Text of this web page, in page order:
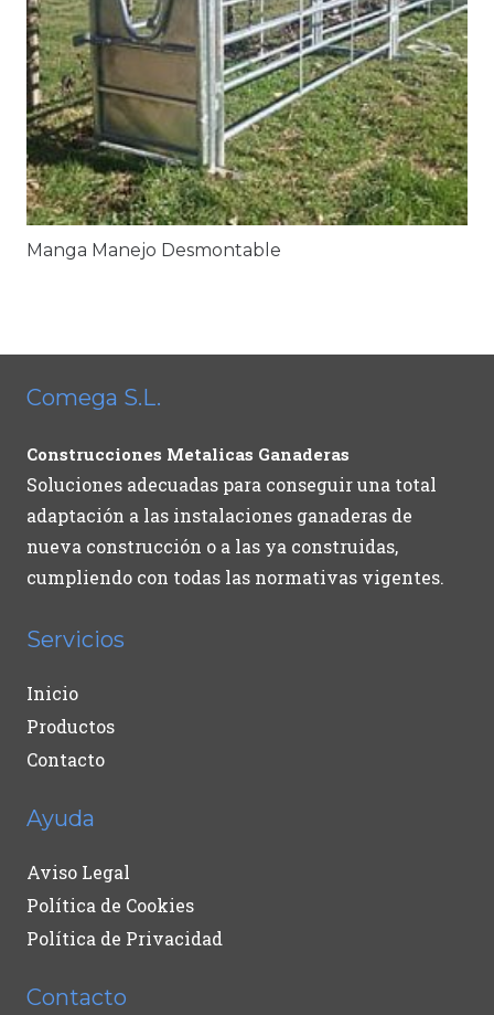
Manga Manejo Desmontable
Comega S.L.
Construcciones Metalicas Ganaderas
Soluciones adecuadas para conseguir una total
adaptación a las instalaciones ganaderas de
nueva construcción o a las ya construidas,
cumpliendo con todas las normativas vigentes.
Servicios
Inicio
Productos
Contacto
Ayuda
Aviso Legal
Política de Cookies
Política de Privacidad
Contacto